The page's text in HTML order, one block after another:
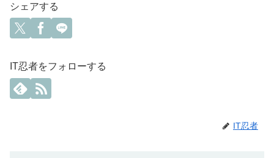
シェアする
IT忍者をフォローする
IT忍者